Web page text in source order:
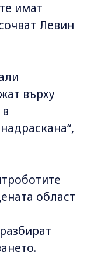
имат
Левин
върху
област